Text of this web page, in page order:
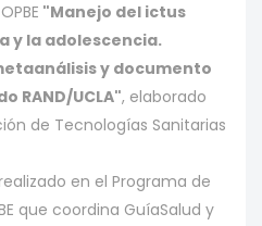
"Manejo del ictus
y la adolescencia.
y documento
RAND/UCLA", elaborado
de Tecnologías Sanitarias
en el Programa de
que coordina GuíaSalud y